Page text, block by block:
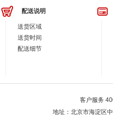
配送说明
送货区域
送货时间
配送细节
客户服务
地址：北京市海淀区